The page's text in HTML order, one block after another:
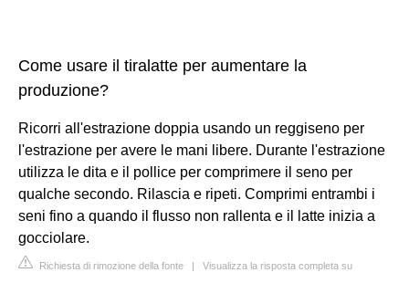
Come usare il tiralatte per aumentare la
produzione?
Ricorri all'estrazione doppia usando un reggiseno per
l'estrazione per avere le mani libere. Durante l'estrazione
utilizza le dita e il pollice per comprimere il seno per
qualche secondo. Rilascia e ripeti. Comprimi entrambi i
seni fino a quando il flusso non rallenta e il latte inizia a
gocciolare.
Richiesta di rimozione della fonte | Visualizza la risposta completa su